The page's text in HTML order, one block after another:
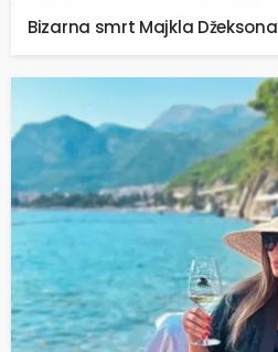
Bizarna smrt Majkla Džeksona